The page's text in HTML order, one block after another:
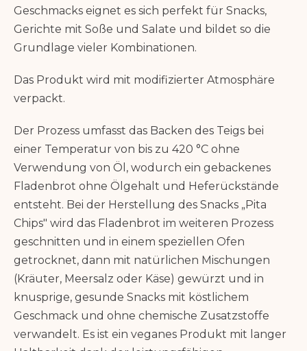
Geschmacks eignet es sich perfekt für Snacks,
Gerichte mit Soße und Salate und bildet so die
Grundlage vieler Kombinationen.
Das Produkt wird mit modifizierter Atmosphäre
verpackt.
Der Prozess umfasst das Backen des Teigs bei
einer Temperatur von bis zu 420 °C ohne
Verwendung von Öl, wodurch ein gebackenes
Fladenbrot ohne Ölgehalt und Heferückstände
entsteht. Bei der Herstellung des Snacks „Pita
Chips" wird das Fladenbrot im weiteren Prozess
geschnitten und in einem speziellen Ofen
getrocknet, dann mit natürlichen Mischungen
(Kräuter, Meersalz oder Käse) gewürzt und in
knusprige, gesunde Snacks mit köstlichem
Geschmack und ohne chemische Zusatzstoffe
verwandelt. Es ist ein veganes Produkt mit langer